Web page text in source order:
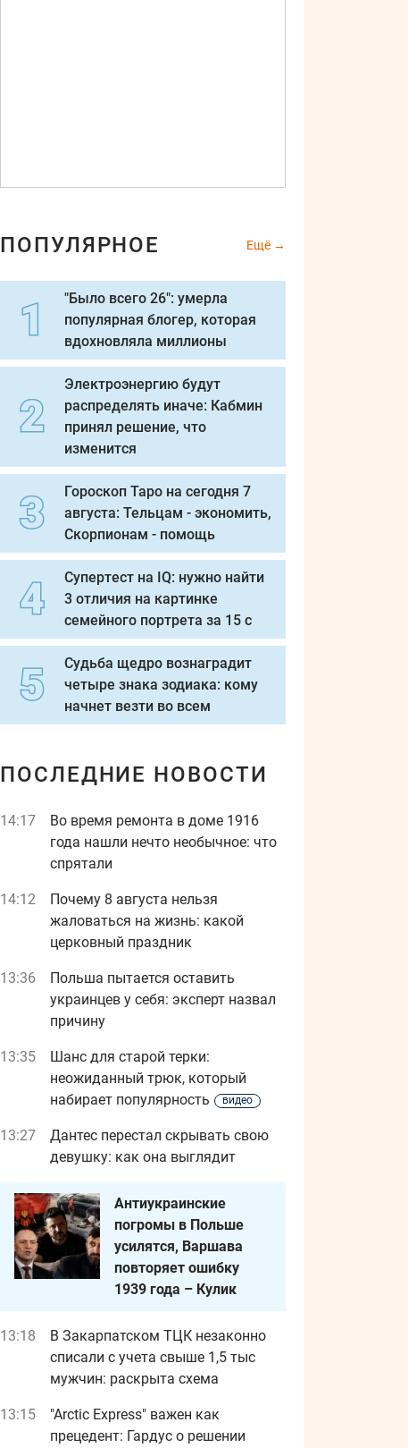
ПОПУЛЯРНОЕ Ещё
"Было всего 26": умерла
популярная блогер, которая
вдохновляла миллионы
Электроэнергию будут
распределять иначе: Кабмин
принял решение, что
изменится
Гороскоп Таро на сегодня 7
августа: Тельцам - экономить,
Скорпионам - помощь
Супертест на IQ: нужно найти
3 отличия на картинке
семейного портрета за 15 с
Судьба щедро вознаградит
четыре знака зодиака: кому
начнет везти во всем
ПОСЛЕДНИЕ НОВОСТИ
14:17
Во время ремонта в доме 1916
года нашли нечто необычное: что
спрятали
14:12
Почему 8 августа нельзя
жаловаться на жизнь: какой
церковный праздник
13:36
Польша пытается оставить
украинцев у себя: эксперт назвал
причину
13:35
Шанс для старой терки:
неожиданный трюк, который
набирает популярность
видео
13:27
Дантес перестал скрывать свою
девушку: как она выглядит
Антиукраинские
погромы в Польше
усилятся, Варшава
повторяет ошибку
1939 года – Кулик
13:18
В Закарпатском ТЦК незаконно
списали с учета свыше 1,5 тыс
мужчин: раскрыта схема
13:15
"Arctic Express" важен как
прецедент: Гардус о решении